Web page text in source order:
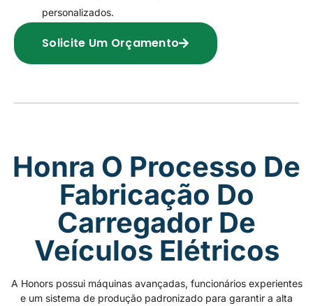
personalizados.
Solicite Um Orçamento
Honra O Processo De
Fabricação Do
Carregador De
Veículos Elétricos
A Honors possui máquinas avançadas, funcionários experientes
e um sistema de produção padronizado para garantir a alta